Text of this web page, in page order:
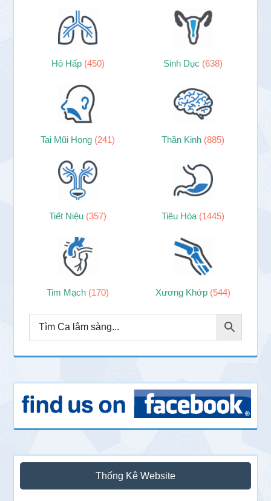
Hô Hấp (450) Sinh Dục (638)
Tai Mũi Họng (241) Thần Kinh (885)
Tiết Niệu (357) Tiêu Hóa (1445)
Tim Mạch (170) Xương Khớp (544)
Thống Kê Website